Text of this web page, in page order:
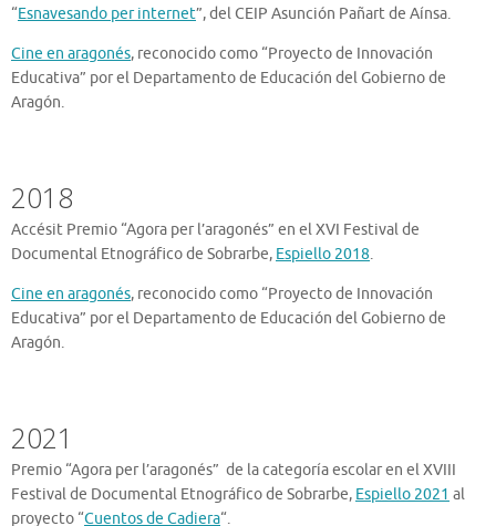
“Esnavesando per internet”, del CEIP Asunción Pañart de Aínsa.
Cine en aragonés, reconocido como “Proyecto de Innovación
Educativa” por el Departamento de Educación del Gobierno de
Aragón.
2018
Accésit Premio “Agora per l’aragonés” en el XVI Festival de
Documental Etnográfico de Sobrarbe, Espiello 2018.
Cine en aragonés, reconocido como “Proyecto de Innovación
Educativa” por el Departamento de Educación del Gobierno de
Aragón.
2021
Premio “Agora per l’aragonés” de la categoría escolar en el XVIII
Festival de Documental Etnográfico de Sobrarbe, Espiello 2021 al
proyecto “Cuentos de Cadiera“.